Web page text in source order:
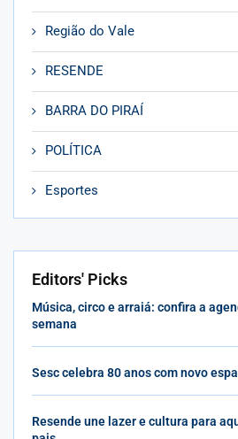
Região do Vale
RESENDE
BARRA DO PIRAÍ
POLÍTICA
Esportes
Editors' Picks
Música, circo e arraiá: confira a
semana
Sesc celebra 80 anos com novo
Resende une lazer e cultura para